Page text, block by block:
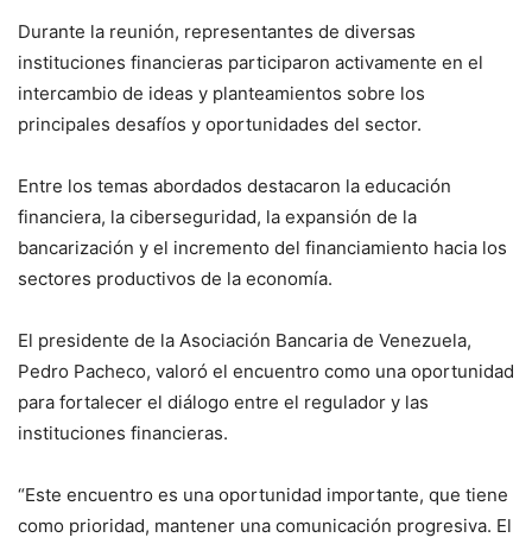
Durante la reunión, representantes de diversas
instituciones financieras participaron activamente en el
intercambio de ideas y planteamientos sobre los
principales desafíos y oportunidades del sector.
Entre los temas abordados destacaron la educación
financiera, la ciberseguridad, la expansión de la
bancarización y el incremento del financiamiento hacia los
sectores productivos de la economía.
El presidente de la Asociación Bancaria de Venezuela,
Pedro Pacheco, valoró el encuentro como una oportunidad
para fortalecer el diálogo entre el regulador y las
instituciones financieras.
“Este encuentro es una oportunidad importante, que tiene
como prioridad, mantener una comunicación progresiva. El